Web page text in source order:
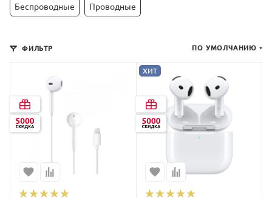
Беспроводные Проводные
ФИЛЬТР ПО УМОЛЧАНИЮ
ХИТ